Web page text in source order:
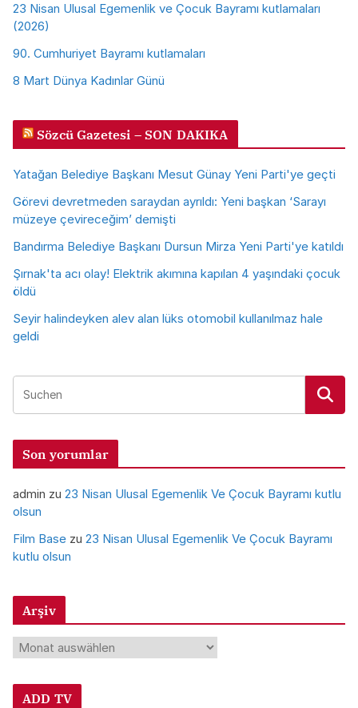
23 Nisan Ulusal Egemenlik ve Çocuk Bayramı kutlamaları
(2026)
90. Cumhuriyet Bayramı kutlamaları
8 Mart Dünya Kadınlar Günü
Sözcü Gazetesi – SON DAKIKA
Yatağan Belediye Başkanı Mesut Günay Yeni Parti'ye geçti
Görevi devretmeden saraydan ayrıldı: Yeni başkan ‘Sarayı
müzeye çevireceğim’ demişti
Bandırma Belediye Başkanı Dursun Mirza Yeni Parti'ye katıldı
Şırnak'ta acı olay! Elektrik akımına kapılan 4 yaşındaki çocuk
öldü
Seyir halindeyken alev alan lüks otomobil kullanılmaz hale
geldi
Son yorumlar
admin zu 23 Nisan Ulusal Egemenlik Ve Çocuk Bayramı kutlu
olsun
Film Base zu 23 Nisan Ulusal Egemenlik Ve Çocuk Bayramı
kutlu olsun
Arşiv
A
ş
ADD TV